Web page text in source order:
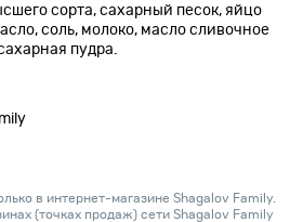
сорта, сахарный песок, яйцо
соль, молоко, масло сливочное
пудра.
в интернет-магазине Shagalov Family.
(точках продаж) сети Shagalov Family